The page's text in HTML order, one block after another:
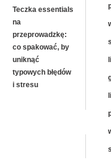
Teczka essentials
na
przeprowadzkę:
co spakować, by
uniknąć
typowych błędów
i stresu